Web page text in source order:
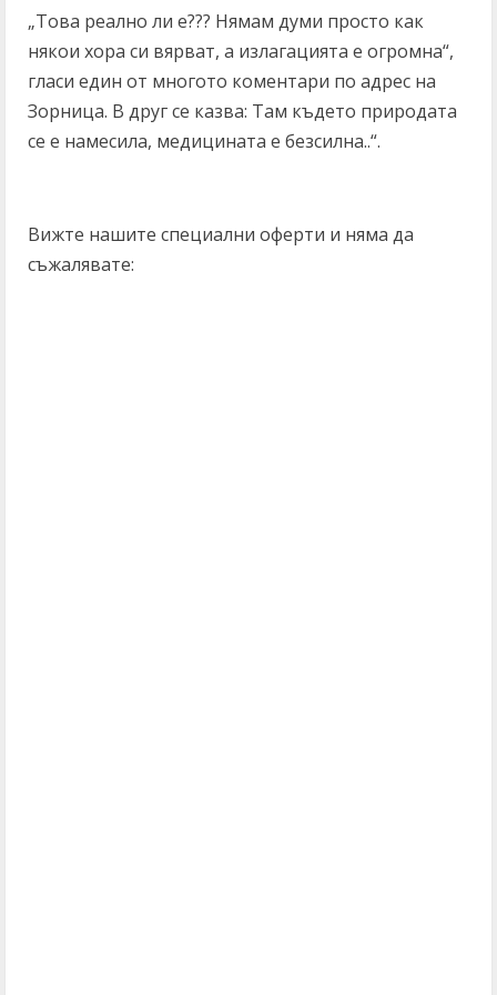
„Това реално ли е??? Нямам думи просто как
някои хора си вярват, а излагацията е огромна“,
гласи един от многото коментари по адрес на
Зорница. В друг се казва: Там където природата
се е намесила, медицината е безсилна..“.
Вижте нашите специални оферти и няма да
съжалявате: